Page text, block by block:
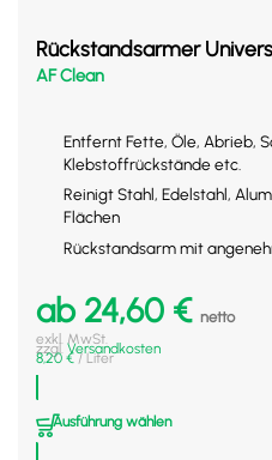
Rückstandsarmer
AF Clean
Entfernt Fette, Öle, Abrieb,
Klebstoffrückstände etc.
Reinigt Stahl, Edelstahl,
Flächen
Rückstandsarm mit
ab 24,60 € netto
exkl. MwSt.
zzgl. Versandkosten
8,20 €/Liter
Ausführung wählen